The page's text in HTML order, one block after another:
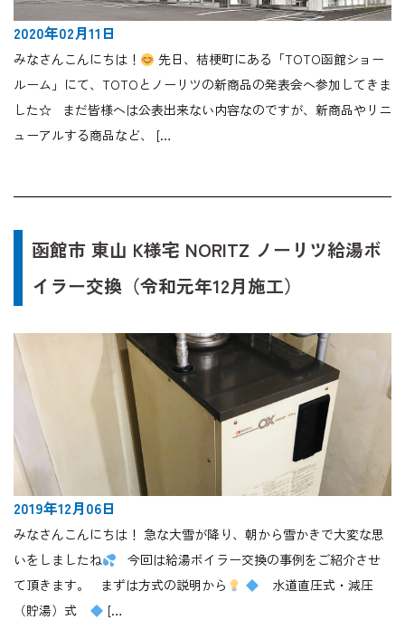
2020年02月11日
みなさんこんにちは！
先日、桔梗町にある「TOTO函館ショー
ルーム」にて、TOTOとノーリツの新商品の発表会へ参加してきま
した☆ まだ皆様へは公表出来ない内容なのですが、新商品やリニ
ューアルする商品など、 […
函館市 東山 K様宅 NORITZ ノーリツ給湯ボ
イラー交換（令和元年12月施工）
2019年12月06日
みなさんこんにちは！ 急な大雪が降り、朝から雪かきで大変な思
いをしましたね
今回は給湯ボイラー交換の事例をご紹介させ
て頂きます。 まずは方式の説明から
水道直圧式・減圧
（貯湯）式
[…